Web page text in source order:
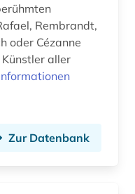
Rembrandt,
oder Cézanne
aller
Zur Datenbank